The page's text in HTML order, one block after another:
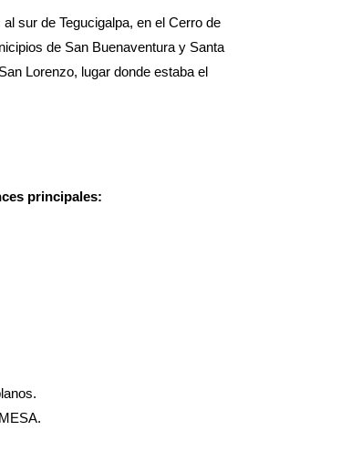
sur de Tegucigalpa, en el Cerro de
de San Buenaventura y Santa
Lorenzo, lugar donde estaba el
principales: